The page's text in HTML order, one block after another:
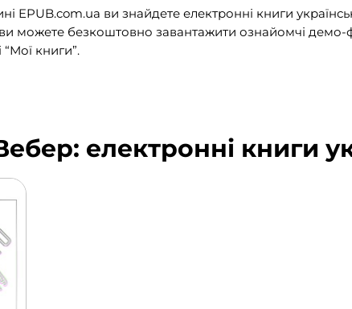
(527)
EPUB.com.ua ви знайдете електронні книги
можете безкоштовно завантажити ознайомчі демо-
“Мої книги”.
електронні книги